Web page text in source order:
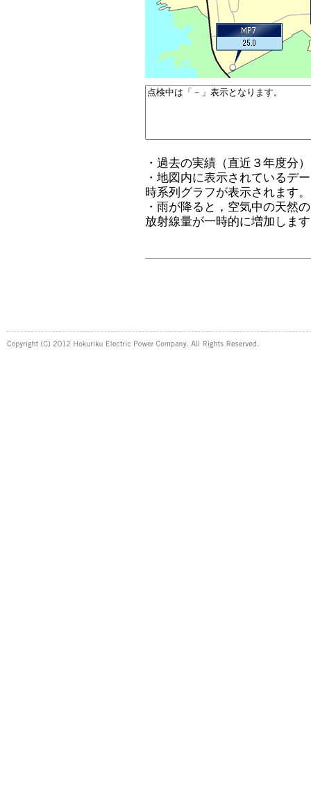
・過去の実績（直近３年度分
・地図内に表示されているデ
時系列グラフが表示されます。
・雨が降ると，空気中の天然
放射線量が一時的に増加しま